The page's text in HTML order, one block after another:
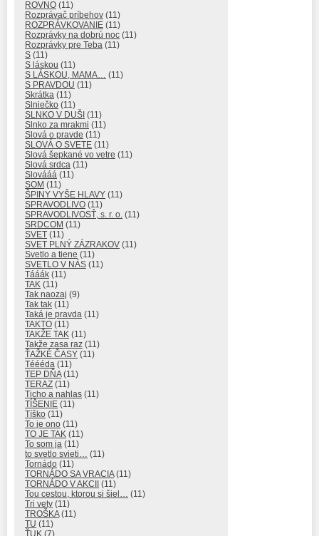
ROVNO (11)
Rozprávač príbehov (11)
ROZPRÁVKOVANIE (11)
Rozprávky na dobrú noc (11)
Rozprávky pre Teba (11)
S (11)
S láskou (11)
S LÁSKOU, MAMA… (11)
S PRAVDOU (11)
Skrátka (11)
Slniečko (11)
SLNKO V DUŠI (11)
Slnko za mrakmi (11)
Slová o pravde (11)
SLOVÁ O SVETE (11)
Slová šepkané vo vetre (11)
Slová srdca (11)
Slovááá (11)
SOM (11)
ŠPINY VYŠE HLAVY (11)
SPRAVODLIVO (11)
SPRAVODLIVOSŤ, s. r. o. (11)
SRDCOM (11)
SVET (11)
SVET PLNÝ ZÁZRAKOV (11)
Svetlo a tiene (11)
SVETLO V NÁS (11)
Tááák (11)
TAK (11)
Tak naozaj (9)
Tak tak (11)
Taká je pravda (11)
TAKTO (11)
TAKŽE TAK (11)
Takže zasa raz (11)
ŤAŽKÉ ČASY (11)
Téééda (11)
TEP DŇA(11)
TERAZ (11)
Ticho a nahlas (11)
TÍŠENIE (11)
Tíško (11)
To je ono (11)
TO JE TAK (11)
To som ja (11)
to svetlo svieti… (11)
Tornádo (11)
TORNÁDO SA VRACIA(11)
TORNÁDO V AKCII
(11)
Tou cestou, ktorou si šiel… (11)
Tri vety (11)
TROŠKA(11)
TU (11)